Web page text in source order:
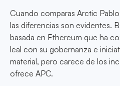
Cuando comparas Arctic
las diferencias son evidentes.
basada en Ethereum que ha
leal con su gobernanza e
material, pero carece de los
ofrece APC.